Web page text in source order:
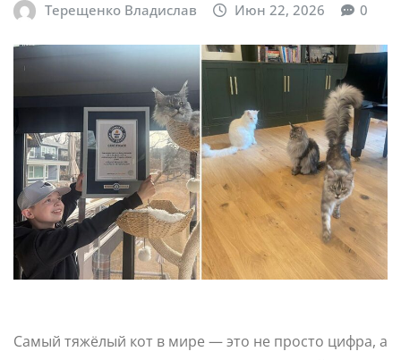
Терещенко Владислав Июн 22, 2026 0
Самый тяжёлый кот в мире — это не просто цифра, а